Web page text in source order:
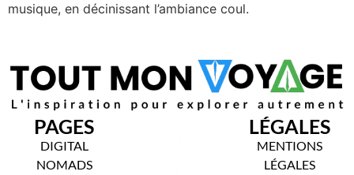
musique, en décinissant l’ambiance coul.
PAGES
DIGITAL
NOMADS
LÉGALES
MENTIONS
LÉGALES